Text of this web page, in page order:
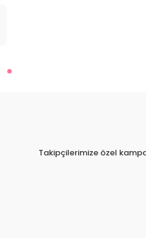
Takipçilerimize özel